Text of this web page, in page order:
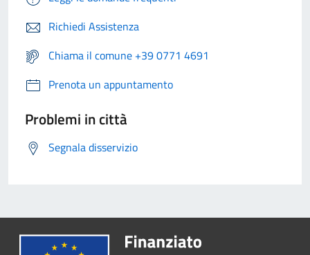
Richiedi Assistenza
Chiama il comune +39 0771 4691
Prenota un appuntamento
Problemi in città
Segnala disservizio